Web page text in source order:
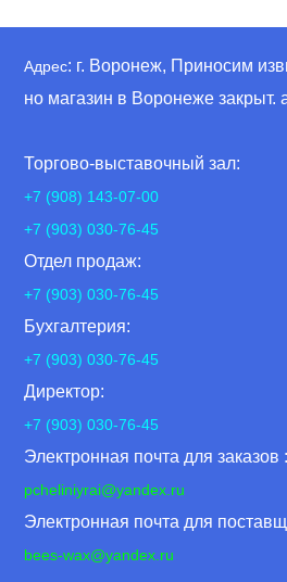
Адрес: г. Воронеж, Приносим
но магазин в Воронеже закрыт.
Торгово-выставочный зал:
+7 (908) 143-07-00
+7 (903) 030-76-45
Отдел продаж:
+7 (903) 030-76-45
Бухгалтерия:
+7 (903) 030-76-45
Директор:
+7 (903) 030-76-45
Электронная почта для заказов :
pcheliniyrai@yandex.ru
Электронная почта для
bees-wax@yandex.ru